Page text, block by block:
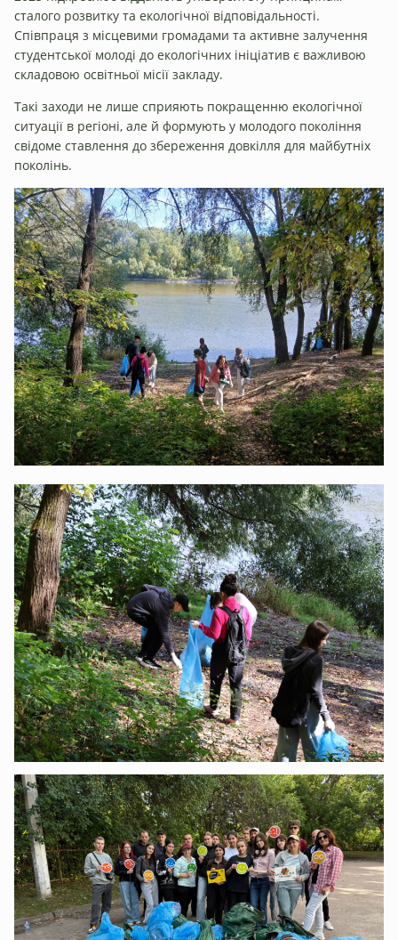
сталого розвитку та екологічної відповідальності.
Співпраця з місцевими громадами та активне залучення
студентської молоді до екологічних ініціатив є важливою
складовою освітньої місії закладу.
Такі заходи не лише сприяють покращенню екологічної
ситуації в регіоні, але й формують у молодого покоління
свідоме ставлення до збереження довкілля для майбутніх
поколінь.